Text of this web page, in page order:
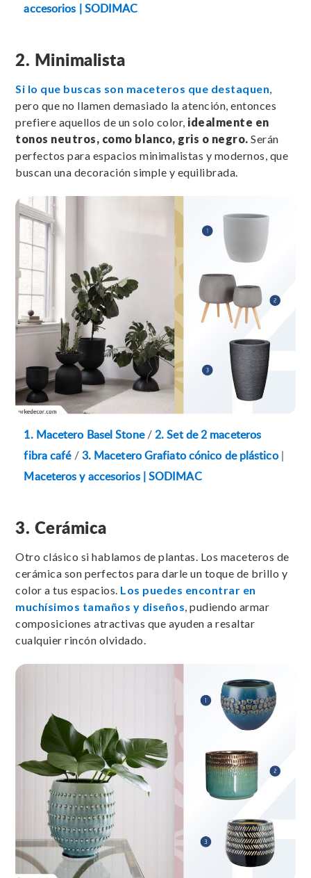
accesorios | SODIMAC
2. Minimalista
Si lo que buscas son maceteros que destaquen,
pero que no llamen demasiado la atención, entonces
prefiere aquellos de un solo color, idealmente en
tonos neutros, como blanco, gris o negro. Serán
perfectos para espacios minimalistas y modernos, que
buscan una decoración simple y equilibrada.
1. Macetero Basel Stone/2. Set de 2 maceteros
fibra café/ 3. Macetero Grafiato cónico de plástico|
Maceteros y accesorios | SODIMAC
3. Cerámica
Otro clásico si hablamos de plantas. Los maceteros de
cerámica son perfectos para darle un toque de brillo y
color a tus espacios. Los puedes encontrar en
muchísimos tamaños y diseños, pudiendo armar
composiciones atractivas que ayuden a resaltar
cualquier rincón olvidado.